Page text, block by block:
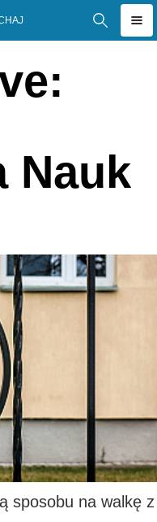
Nauk
sposobu na walkę z